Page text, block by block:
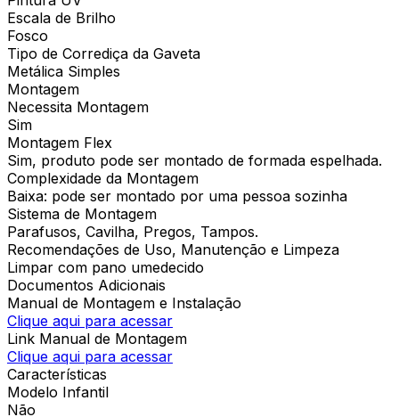
Escala de Brilho
Fosco
Tipo de Corrediça da Gaveta
Metálica Simples
Montagem
Necessita Montagem
Sim
Montagem Flex
Sim, produto pode ser montado de formada espelhada.
Complexidade da Montagem
Baixa: pode ser montado por uma pessoa sozinha
Sistema de Montagem
Parafusos, Cavilha, Pregos, Tampos.
Recomendações de Uso, Manutenção e Limpeza
Limpar com pano umedecido
Documentos Adicionais
Manual de Montagem e Instalação
Clique aqui para acessar
Link Manual de Montagem
Clique aqui para acessar
Características
Modelo Infantil
Não